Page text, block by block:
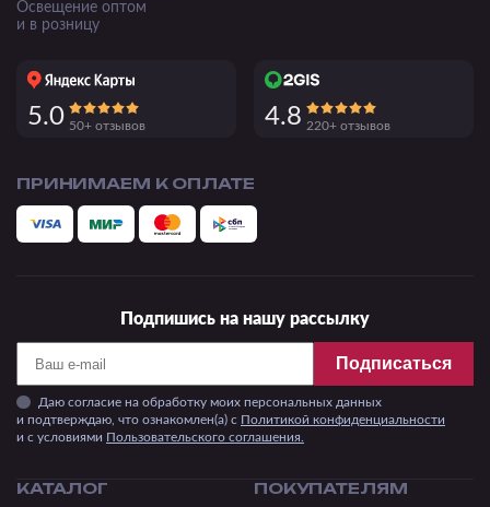
Подпишись на нашу рассылку
Подписаться
Даю согласие на обработку моих персональных данных
и подтверждаю, что ознакомлен(а) с Политикой конфиденциальности
и c условиями Пользовательского соглашения.
Освещение оптом
и в розницу
5.0 50+ отзывов 4.8 220+ отзывов
ПРИНИМАЕМ К ОПЛАТЕ
КАТАЛОГ ПОКУПАТЕЛЯМ